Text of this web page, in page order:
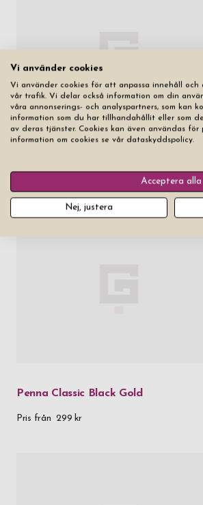
Penna Classic Black Gold
Pris från 299 kr
Vi använder cookies
Vi använder cookies för att anpassa innehåll och
vår trafik. Vi delar också information om din
våra annonserings- och analyspartners, som kan
information som du har tillhandahållit eller som
av deras tjänster. Cookies kan även användas för
information om cookies se vår dataskyddspolicy.
Acceptera alla
Nej, justera